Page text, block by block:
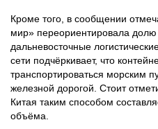
Кроме того, в сообщении
мир» переориентировала долю
дальневосточные
сети подчёркивает, что
транспортироваться морским
железной дорогой. Стоит
Китая таким способом
объёма.